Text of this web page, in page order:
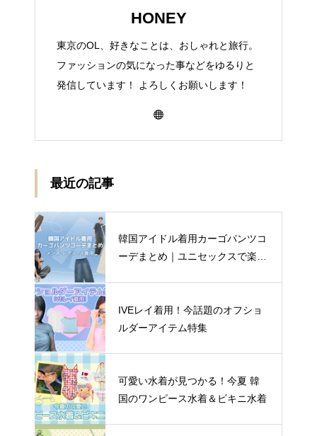
HONEY
東京のOL、好きなことは、おしゃれと旅行。
ファッションの気になった事などをゆるりと
発信しています！ よろしくお願いします！
最近の記事
韓国アイドル着用カーゴパンツコ
ーデまとめ｜ユニセックスで楽し
IVEレイ着用！今話題のオフショ
ルダーアイテム特集
可愛い水着が見つかる！今夏 韓
国のワンピース水着＆ビキニ水着